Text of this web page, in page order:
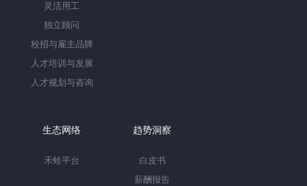
灵活用工
独立顾问
校招与雇主品牌
人才培训与发展
人才规划与咨询
生态网络
禾蛙平台
趋势洞察
白皮书
薪酬报告